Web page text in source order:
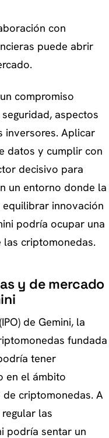
con
puede abrir
compromiso
aspectos
inversores. Aplicar
datos y cumplir con
decisivo para
un entorno donde la
innovación
podría ocupar una
criptomonedas.
y de mercado
de Gemini, la
fundada
tener
en el ámbito
criptomonedas. A
las
podría sentar un